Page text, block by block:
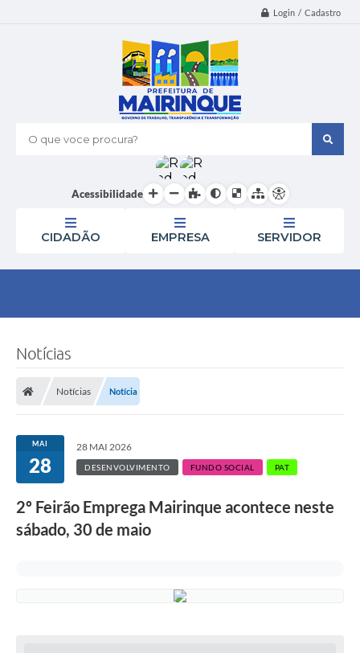
Login / Cadastro
O que voce procura?
Acessibilidade
CIDADÃO EMPRESA SERVIDOR
Notícias
Notícias Notícia
MAI
28
28 MAI 2026
DESENVOLVIMENTO FUNDO SOCIAL PAT
2º Feirão Emprega Mairinque acontece neste
sábado, 30 de maio